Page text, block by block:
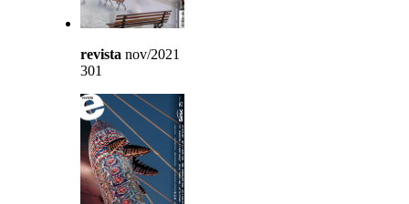
revista nov/2021
301